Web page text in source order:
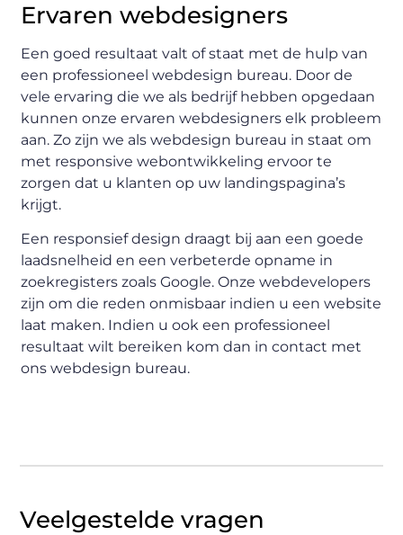
Ervaren webdesigners
Een goed resultaat valt of staat met de hulp van
een professioneel webdesign bureau. Door de
vele ervaring die we als bedrijf hebben opgedaan
kunnen onze ervaren webdesigners elk probleem
aan. Zo zijn we als webdesign bureau in staat om
met responsive webontwikkeling ervoor te
zorgen dat u klanten op uw landingspagina’s
krijgt.
Een responsief design draagt bij aan een goede
laadsnelheid en een verbeterde opname in
zoekregisters zoals Google. Onze webdevelopers
zijn om die reden onmisbaar indien u een website
laat maken. Indien u ook een professioneel
resultaat wilt bereiken kom dan in contact met
ons webdesign bureau.
Veelgestelde vragen